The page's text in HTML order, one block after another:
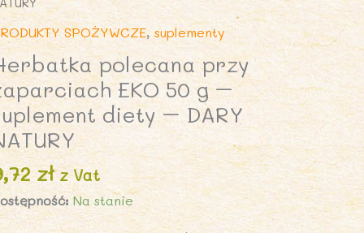
SPOŻYWCZE,suplementy
polecana przy
EKO 50 g –
diety – DARY
zł z Vat
Na stanie